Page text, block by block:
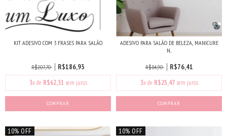
KIT ADESIVO COM 3 FRASES PARA SALÃO
R$207,70 R$186,93
3x de R$62,31 sem juros
ADESIVO PARA SALÃO DE BELEZA, MANICURE
N...
R$84,90 R$76,41
3x de R$25,47sem juros
10% OFF 10% OFF